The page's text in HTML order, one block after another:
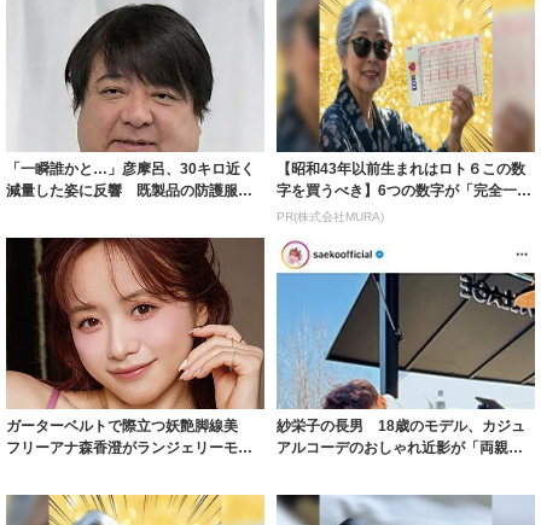
「一瞬誰かと…」彦摩呂、30キロ近く
減量した姿に反響 既製品の防護服が
【昭和43年以前生まれはロト６この数
字を買うべき】6つの数字が「完全一
致」する方...
PR(株式会社MURA)
ガーターベルトで際立つ妖艶脚線美
フリーアナ森香澄がランジェリーモデ
紗栄子の長男 18歳のモデル、カジュ
アルコーデのおしゃれ近影が「両親の